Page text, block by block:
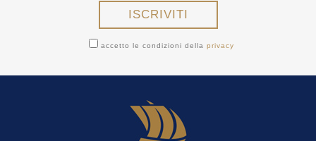
accetto le condizioni dellaprivacy